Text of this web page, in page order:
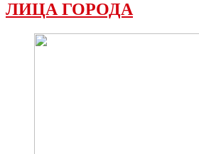
ЛИЦА ГОРОДА